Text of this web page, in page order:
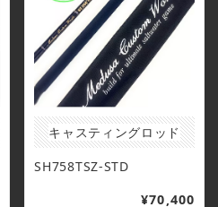
キャスティングロッド
SH758TSZ-STD
¥70,400